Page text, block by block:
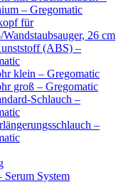
– Gregomatic
für
26 cm
(ABS) –
klein – Gregomatic
groß – Gregomatic
Schlauch –
–
Serum System